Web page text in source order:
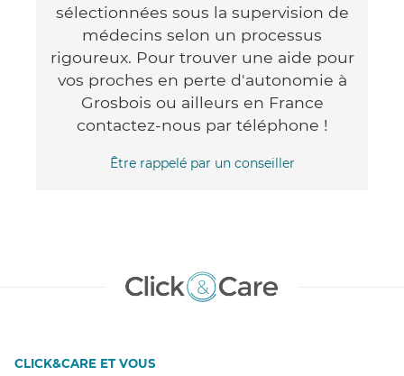
sélectionnées sous la supervision de
médecins selon un processus
rigoureux. Pour trouver une aide pour
vos proches en perte d'autonomie à
Grosbois ou ailleurs en France
contactez-nous par téléphone !
Être rappelé par un conseiller
CLICK&CARE ET VOUS